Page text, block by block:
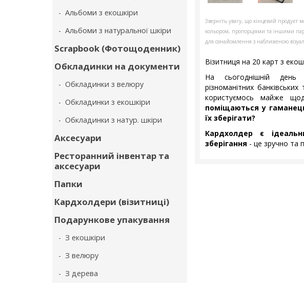
- Альбоми з екошкіри
- Альбоми з натуральної шкіри
Scrapbook (Фотощоденник)
Обкладинки на документи
- Обкладинки з велюру
- Обкладинки з екошкіри
- Обкладинки з натур. шкіри
Аксесуари
Ресторанний інвентар та
аксесуари
Папки
Кардхолдери (візитниці)
Подарункове упакування
- З екошкіри
- З велюру
- З дерева
Зверніть увагу, що кінцевий продукт
кольором, пропорціями та іншими
для ознайомлення з наближеною
Візитниця на 20 карт з
На сьогоднішній
різноманітних
користуємось майже
поміщаються у
їх зберігати?
Кардхолдер є
зберігання - це зручно та